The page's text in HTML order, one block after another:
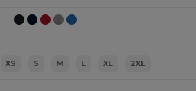
XS S M L XL 2XL